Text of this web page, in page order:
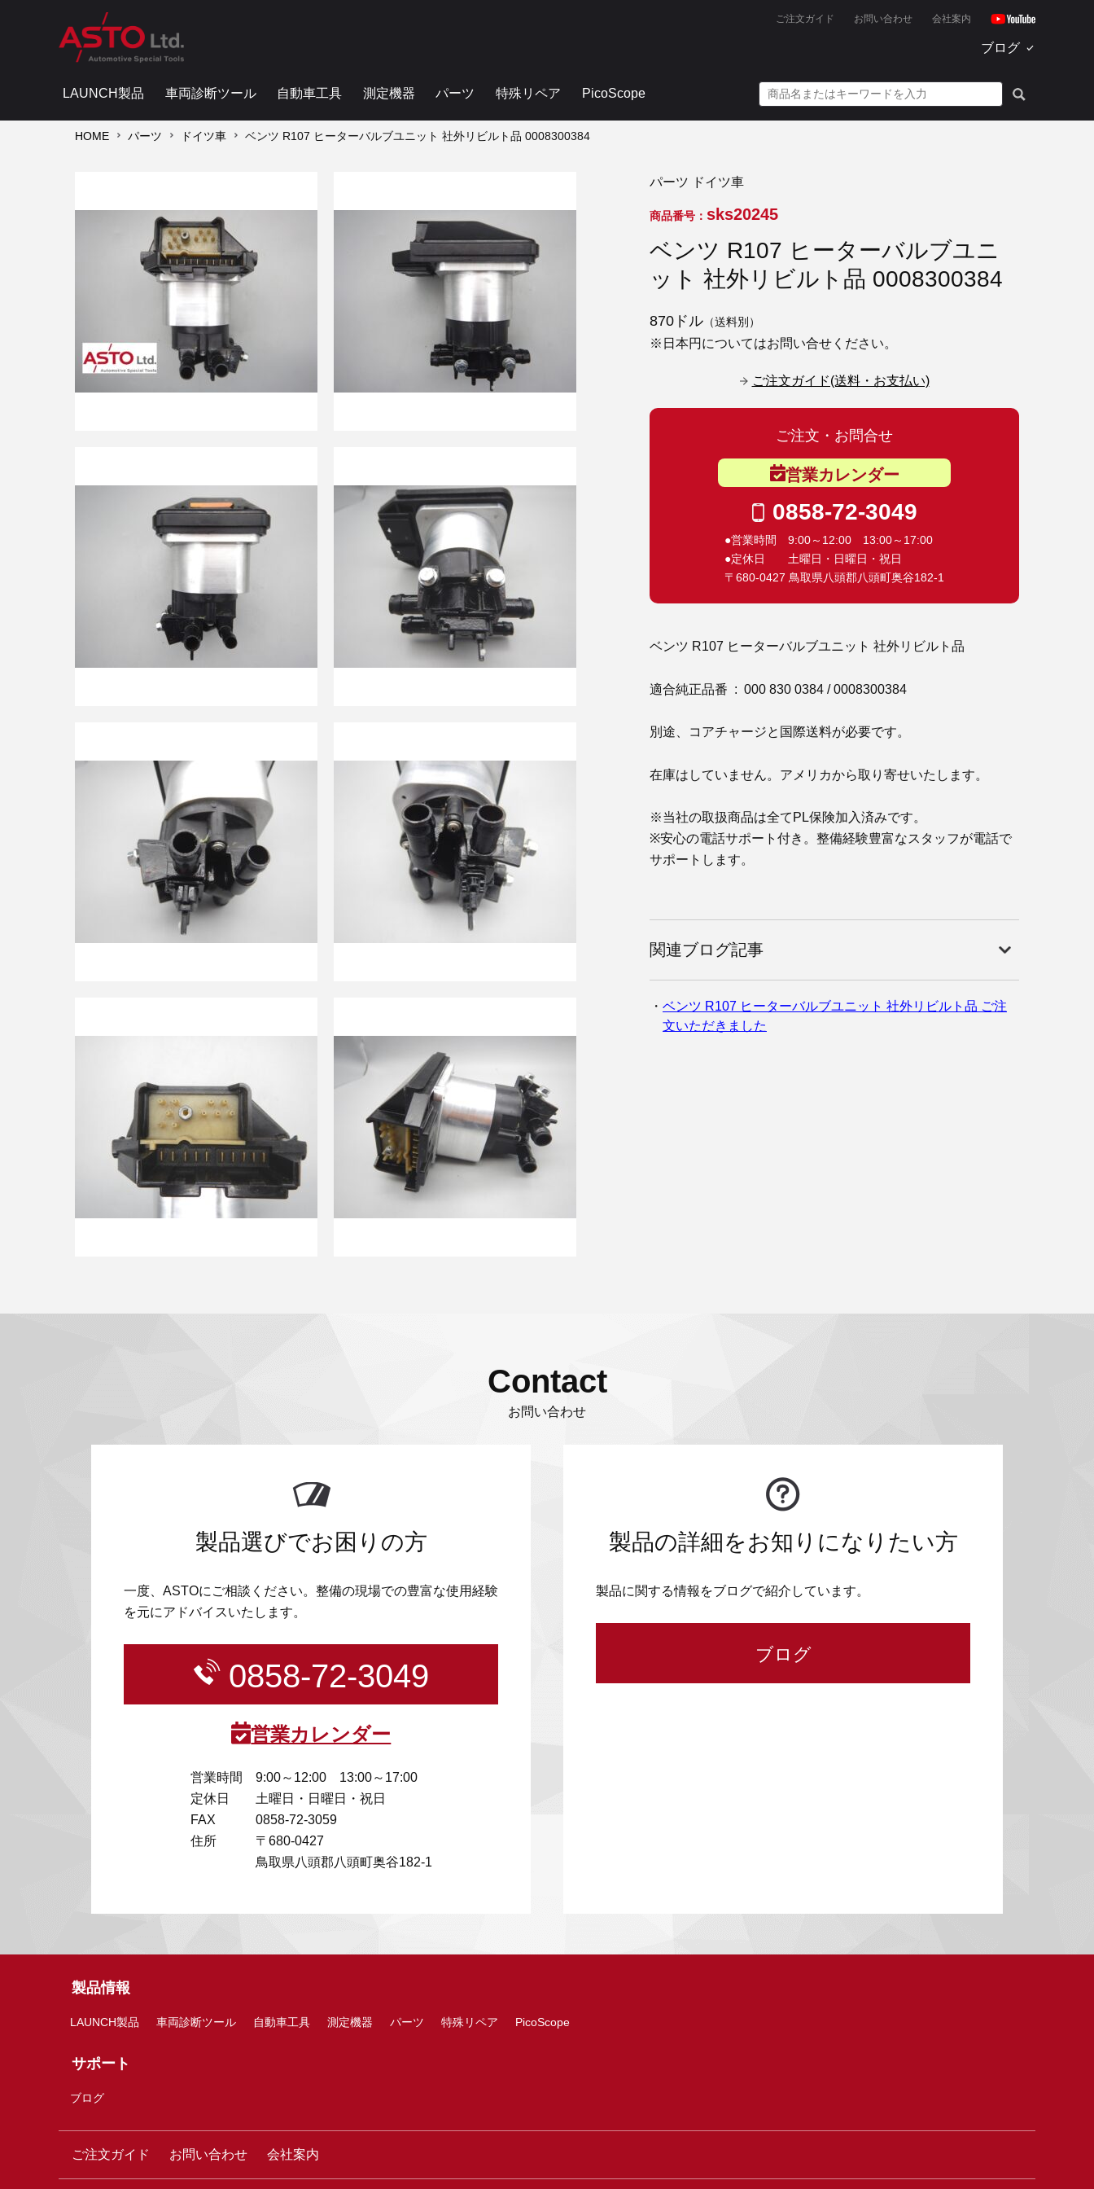
ご注文ガイド お問い合わせ 会社案内
ブログ
LAUNCH製品 車両診断ツール 自動車工具 測定機器 パーツ 特殊リペア PicoScope
HOME パーツ ドイツ車 ベンツ R107 ヒーターバルブユニット 社外リビルト品 0008300384
パーツ ドイツ車
商品番号： sks20245
ベンツ R107 ヒーターバルブユニ
ット 社外リビルト品 0008300384
870ドル （送料別）
※日本円についてはお問い合せください。
ご注文ガイド(送料・お支払い)
ご注文・お問合せ
営業カレンダー
0858-72-3049
●営業時間 9:00～12:00 13:00～17:00
●定休日 土曜日・日曜日・祝日
〒680-0427 鳥取県八頭郡八頭町奥谷182-1
ベンツ R107 ヒーターバルブユニット 社外リビルト品
適合純正品番 : 000 830 0384 / 0008300384
別途、コアチャージと国際送料が必要です。
在庫はしていません。アメリカから取り寄せいたします。
※当社の取扱商品は全てPL保険加入済みです。
※安心の電話サポート付き。整備経験豊富なスタッフが電話で
サポートします。
関連ブログ記事
ベンツ R107 ヒーターバルブユニット 社外リビルト品 ご注
文いただきました
Contact
お問い合わせ
製品選びでお困りの方
一度、ASTOにご相談ください。整備の現場での豊富な使用経験
を元にアドバイスいたします。
0858-72-3049
営業カレンダー
営業時間
9:00～12:00 13:00～17:00
定休日
土曜日・日曜日・祝日
FAX
0858-72-3059
住所
〒680-0427
鳥取県八頭郡八頭町奥谷182-1
製品の詳細をお知りになりたい方
製品に関する情報をブログで紹介しています。
ブログ
製品情報
LAUNCH製品 車両診断ツール 自動車工具 測定機器 パーツ 特殊リペア PicoScope
サポート
ブログ
ご注文ガイド お問い合わせ 会社案内